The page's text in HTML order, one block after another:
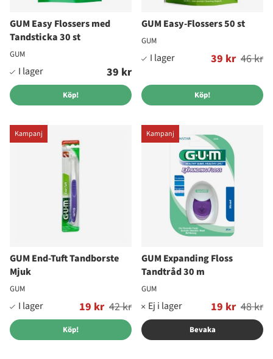
GUM Easy Flossers med
Tandsticka 30 st
GUM
39 kr
Köp!
GUM Easy-Flossers 50 st
GUM
39 kr
Ordinarie pris: 46 kr
Köp!
Kampanj
GUM End-Tuft Tandborste
Mjuk
GUM
19 kr
Ordinarie pris: 42 kr
Köp!
Kampanj
GUM Expanding Floss
Tandtråd 30 m
GUM
19 kr
Ordinarie pris: 48 kr
Bevaka